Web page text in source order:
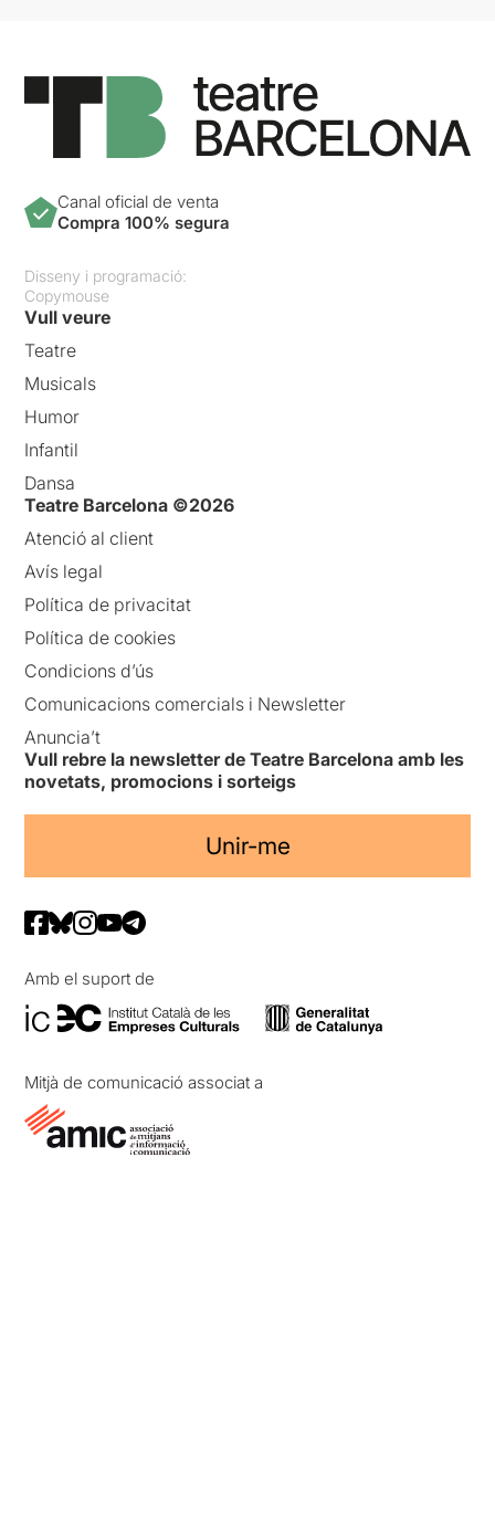
Canal oficial de venta
Compra 100% segura
Disseny i programació:
Copymouse
Vull veure
Teatre
Musicals
Humor
Infantil
Dansa
Teatre Barcelona ©2026
Atenció al client
Avís legal
Política de privacitat
Política de cookies
Condicions d’ús
Comunicacions comercials i Newsletter
Anuncia’t
Vull rebre la newsletter de Teatre Barcelona amb les
novetats, promocions i sorteigs
Unir-me
Amb el suport de
Mitjà de comunicació associat a